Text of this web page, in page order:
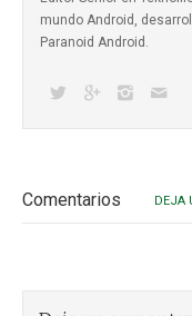
mundo Android,
Paranoid Android.
Comentarios DEJA